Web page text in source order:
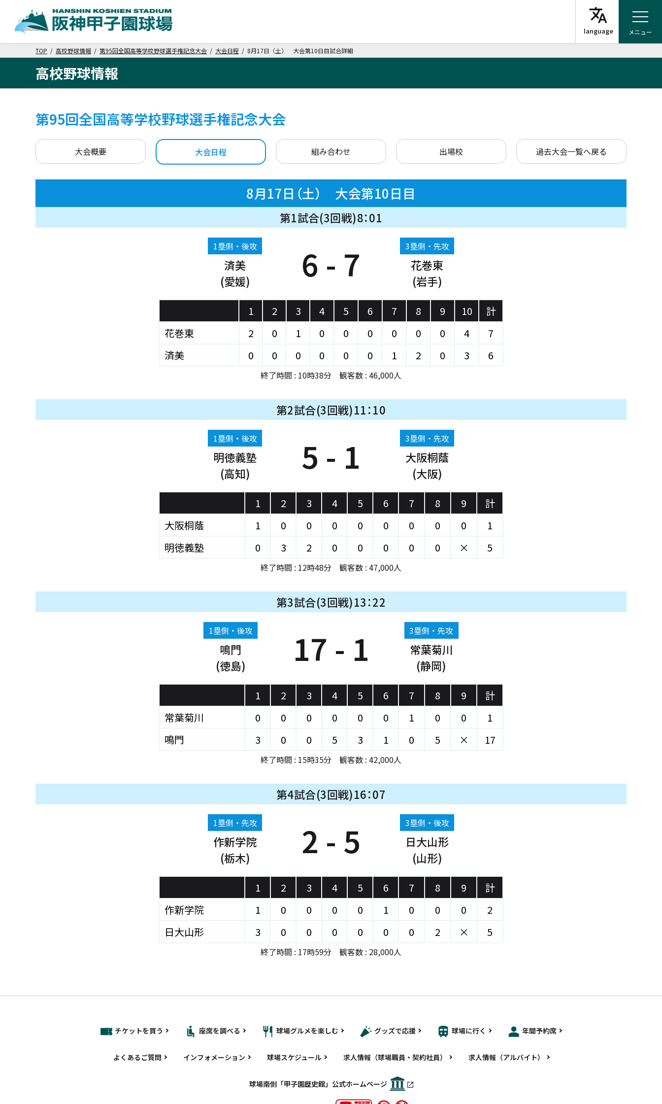
メニュー
TOP / 高校野球情報 / 第95回全国高等学校野球選手権記念大会 / 大会日程 / 8月17日（土） 大会第10日目試合詳細
高校野球情報
第95回全国高等学校野球選手権記念大会
大会概要 大会日程 組み合わせ 出場校 過去大会一覧へ戻る
8月17日（土） 大会第10日目
第1試合(3回戦)8：01
1塁側・後攻
済美
(愛媛)
6 - 7 3塁側・先攻
花巻東
(岩手)
1 2 3 4 5 6 7 8 9 10
計
花巻東
2 0 1 0 0 0 0 0 0 4
7
済美
0 0 0 0 0 0 1 2 0 3 6
終了時間 : 10時38分 観客数 : 46,000人
第2試合(3回戦)11：10
1塁側・後攻
明徳義塾
(高知)
5 - 1 3塁側・先攻
大阪桐蔭
(大阪)
1 2 3 4 5 6 7 8 9
計
大阪桐蔭
1 0 0 0 0 0 0 0 0
1
明徳義塾
0 3 2 0 0 0 0 0 × 5
終了時間 : 12時48分 観客数 : 47,000人
第3試合(3回戦)13：22
1塁側・後攻
鳴門
(徳島)
17 - 1 3塁側・先攻
常葉菊川
(静岡)
1 2 3 4 5 6 7 8 9
計
常葉菊川
0 0 0 0 0 0 1 0 0
1
鳴門
3 0 0 5 3 1 0 5 × 17
終了時間 : 15時35分 観客数 : 42,000人
第4試合(3回戦)16：07
1塁側・先攻
作新学院
(栃木)
2 - 5 3塁側・後攻
日大山形
(山形)
1 2 3 4 5 6 7 8 9
計
作新学院
1 0 0 0 0 1 0 0 0
2
日大山形
3 0 0 0 0 0 0 2 × 5
終了時間 : 17時59分 観客数 : 28,000人
チケットを買う 座席を調べる 球場グルメを楽しむ グッズで応援 球場に行く 年間予約席
よくあるご質問 インフォメーション 球場スケジュール 求人情報（球場職員・契約社員） 求人情報（アルバイト）
球場南側「甲子園歴史館」公式ホームページ